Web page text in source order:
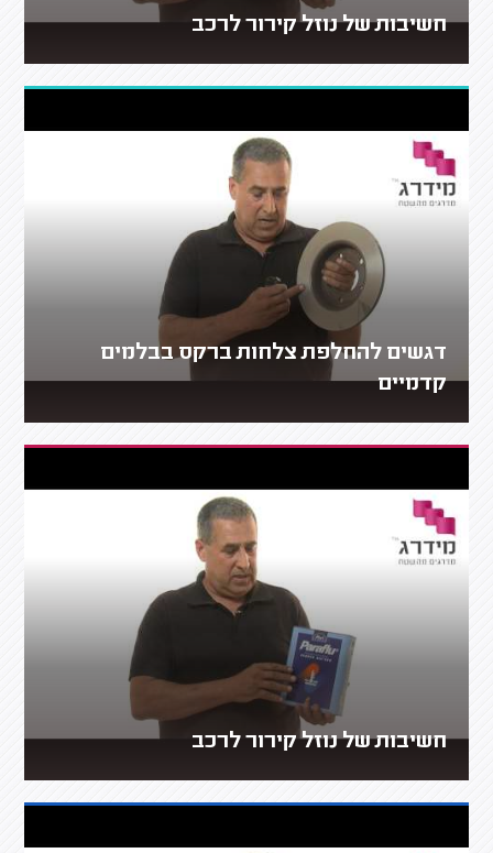
חשיבות של נוזל קירור לרכב
דגשים להחלפת צלחות ברקס בבלמים
קדמיים
חשיבות של נוזל קירור לרכב